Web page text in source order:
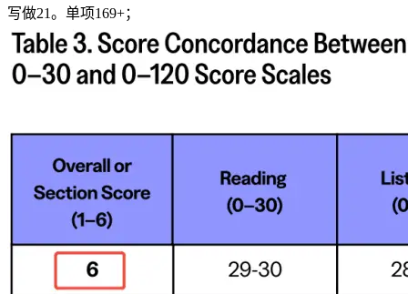
写做21。单项169+；